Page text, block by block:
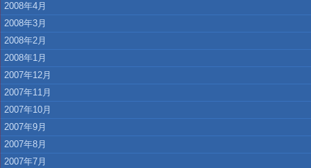
2008年4月
2008年3月
2008年2月
2008年1月
2007年12月
2007年11月
2007年10月
2007年9月
2007年8月
2007年7月